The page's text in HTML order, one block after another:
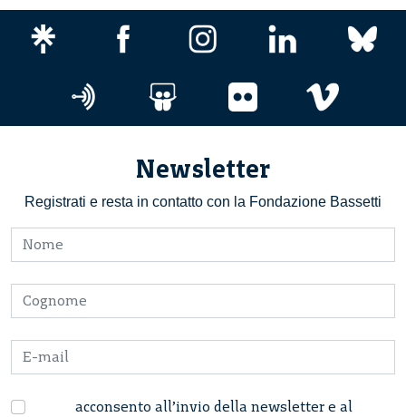
Newsletter
Registrati e resta in contatto con la Fondazione Bassetti
acconsento all’invio della newsletter e al